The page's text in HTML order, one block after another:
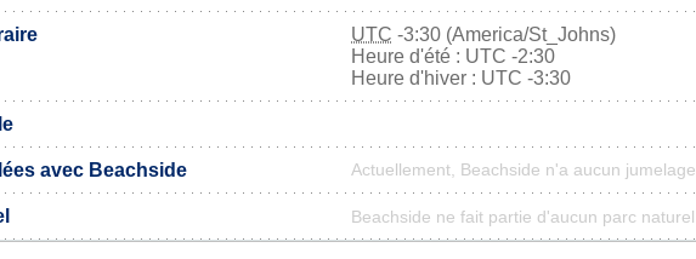
UTC -3:30 (America/St_Johns)
Heure d'été : UTC -2:30
Heure d'hiver : UTC -3:30
avec Beachside Actuellement, Beachside n'a aucun jumelage
Beachside ne fait partie d'aucun parc naturel